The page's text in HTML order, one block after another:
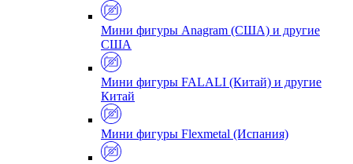
Мини фигуры Anagram (США) и другие
США
Мини фигуры FALALI (Китай) и другие
Китай
Мини фигуры Flexmetal (Испания)